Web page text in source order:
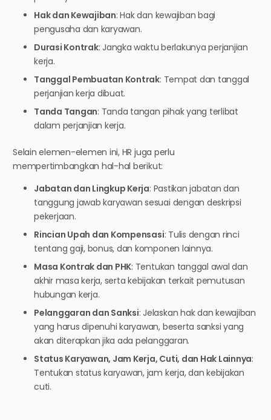
Hak dan Kewajiban: Hak dan kewajiban bagi
pengusaha dan karyawan.
Durasi Kontrak: Jangka waktu berlakunya perjanjian
kerja.
Tanggal Pembuatan Kontrak: Tempat dan tanggal
perjanjian kerja dibuat.
Tanda Tangan: Tanda tangan pihak yang terlibat
dalam perjanjian kerja.
Selain elemen-elemen ini, HR juga perlu
mempertimbangkan hal-hal berikut:
Jabatan dan Lingkup Kerja: Pastikan jabatan dan
tanggung jawab karyawan sesuai dengan deskripsi
pekerjaan.
Rincian Upah dan Kompensasi: Tulis dengan rinci
tentang gaji, bonus, dan komponen lainnya.
Masa Kontrak dan PHK: Tentukan tanggal awal dan
akhir masa kerja, serta kebijakan terkait pemutusan
hubungan kerja.
Pelanggaran dan Sanksi: Jelaskan hak dan kewajiban
yang harus dipenuhi karyawan, beserta sanksi yang
akan diterapkan jika ada pelanggaran.
Status Karyawan, Jam Kerja, Cuti, dan Hak Lainnya:
Tentukan status karyawan, jam kerja, dan kebijakan
cuti.